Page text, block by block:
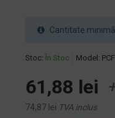
Stoc: În Stoc Model:
61,88 lei
74,87 lei TVA inclus
Cantitate